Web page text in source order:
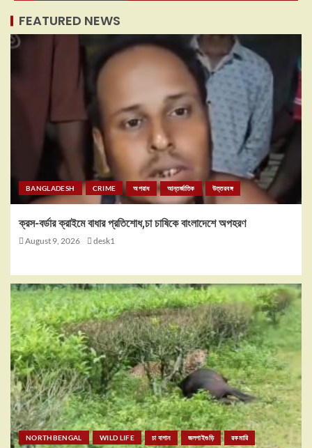
FEATURED NEWS
BANGLADESH CRIME অপরাধ আন্তর্জাতিক উত্তরবঙ্গ
ক্রস-বর্ডার ক্রাইমে বাধার প্রতিশোধ,চা চাষিকে বাংলাদেশে অপহরণ
August 9, 2026 desk1
NORTHBENGAL WILD LIFE চা বাগান জলপাইগুড়ি রকমারি